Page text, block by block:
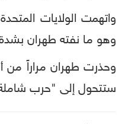
واتهمت الولايات
وهو ما نفته طهران
وحذرت طهران مراراً
ستتحول إلى "حرب